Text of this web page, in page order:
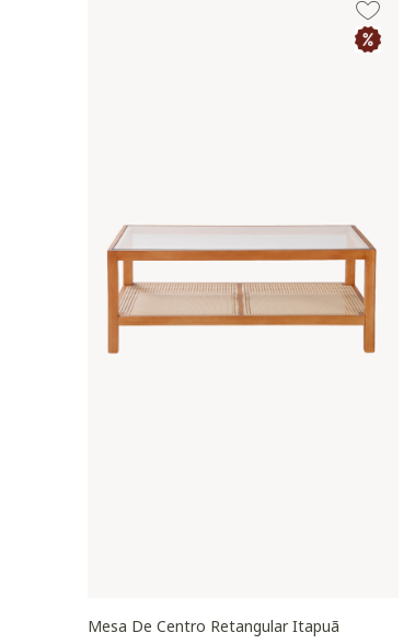
Mesa De Centro Retangular Itapuã